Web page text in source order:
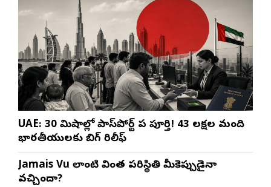
UAE: 30 నిమిషాల్లో పాస్‌పోర్ట్ పని పూర్తి! 43 లక్షల మంది
భారతీయులకు బిగ్ రిలీఫ్
Jamais Vu లాంటి వింత పరిస్థితి మీకెప్పుడైనా
వచ్చిందా?